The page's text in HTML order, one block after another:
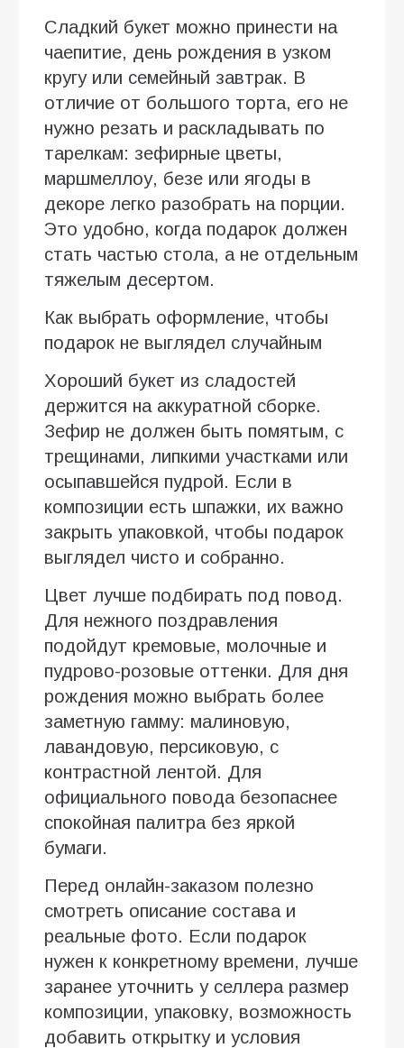
Сладкий букет можно принести на
чаепитие, день рождения в узком
кругу или семейный завтрак. В
отличие от большого торта, его не
нужно резать и раскладывать по
тарелкам: зефирные цветы,
маршмеллоу, безе или ягоды в
декоре легко разобрать на порции.
Это удобно, когда подарок должен
стать частью стола, а не отдельным
тяжелым десертом.
Как выбрать оформление, чтобы
подарок не выглядел случайным
Хороший букет из сладостей
держится на аккуратной сборке.
Зефир не должен быть помятым, с
трещинами, липкими участками или
осыпавшейся пудрой. Если в
композиции есть шпажки, их важно
закрыть упаковкой, чтобы подарок
выглядел чисто и собранно.
Цвет лучше подбирать под повод.
Для нежного поздравления
подойдут кремовые, молочные и
пудрово-розовые оттенки. Для дня
рождения можно выбрать более
заметную гамму: малиновую,
лавандовую, персиковую, с
контрастной лентой. Для
официального повода безопаснее
спокойная палитра без яркой
бумаги.
Перед онлайн-заказом полезно
смотреть описание состава и
реальные фото. Если подарок
нужен к конкретному времени, лучше
заранее уточнить у селлера размер
композиции, упаковку, возможность
добавить открытку и условия